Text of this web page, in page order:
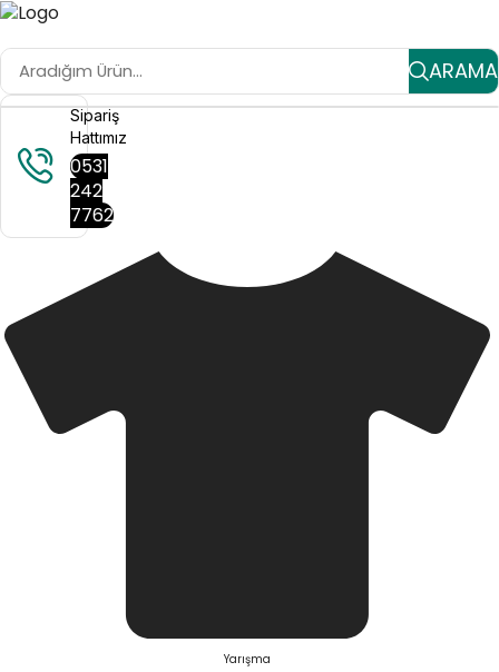
ARAMA
Sipariş
Hattımız
0531
242
7762
Yarışma